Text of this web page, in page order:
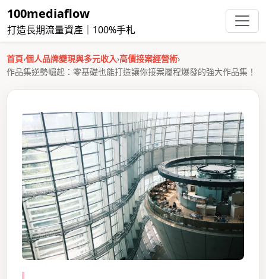
100mediaflow
打造長期流量資產｜100%手札
首頁›個人品牌變現與多元收入›高價接案經營術›
作品集逆勢崛起：零基礎也能打造讓你接案履程爆發的強大作品集！